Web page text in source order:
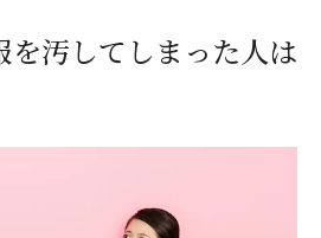
を汚してしまった人は